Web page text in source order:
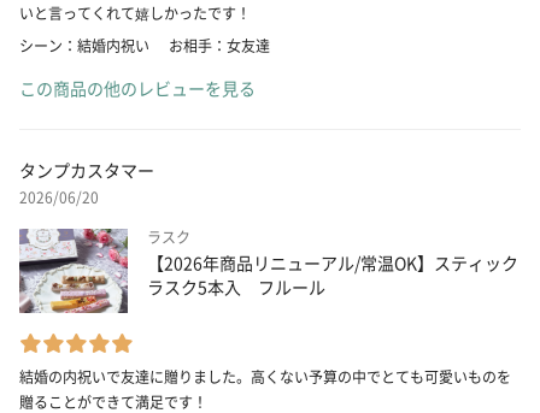
いと言ってくれて嬉しかったです！
シーン：結婚内祝い
お相手：女友達
この商品の他のレビューを見る
タンプカスタマー
2026/06/20
ラスク
【2026年商品リニューアル/常温OK】スティック
ラスク5本入 フルール
結婚の内祝いで友達に贈りました。高くない予算の中でとても可愛いものを
贈ることができて満足です！